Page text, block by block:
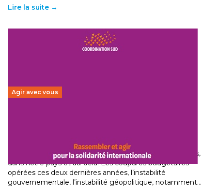
Lire la suite →
Agir avec vous
Le secteur humanitaire connaît des difficultés profondes,
dans notre pays et au-delà. Les coupures budgétaires
opérées ces deux dernières années, l’instabilité
gouvernementale, l’instabilité géopolitique, notamment…